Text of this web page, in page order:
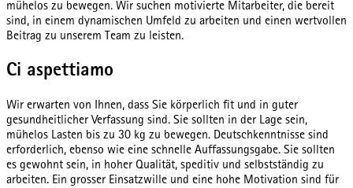
mühelos zu bewegen. Wir suchen motivierte Mitarbeiter, die bereit
sind, in einem dynamischen Umfeld zu arbeiten und einen wertvollen
Beitrag zu unserem Team zu leisten.
Ci aspettiamo
Wir erwarten von Ihnen, dass Sie körperlich fit und in guter
gesundheitlicher Verfassung sind. Sie sollten in der Lage sein,
mühelos Lasten bis zu 30 kg zu bewegen. Deutschkenntnisse sind
erforderlich, ebenso wie eine schnelle Auffassungsgabe. Sie sollten
es gewohnt sein, in hoher Qualität, speditiv und selbstständig zu
arbeiten. Ein grosser Einsatzwille und eine hohe Motivation sind für